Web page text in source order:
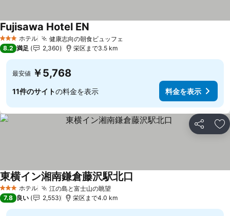
3 ホテルのランク
ホテル 健康志向の朝食ビュッフェ
Fujisawa Hotel EN
8.2 満足 2,360 栄区まで3.5 km
最安値 ￥5,768
11件のサイトの料金を表示 料金を表示
シェア お
3 ホテルのランク
ホテル 江の島と富士山の眺望
東横イン湘南鎌倉藤沢駅北口
7.8 良い 2,553 栄区まで4.0 km